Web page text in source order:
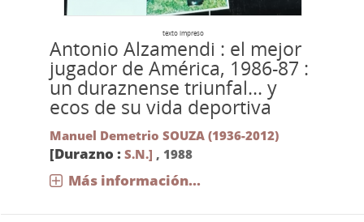
texto impreso
Antonio Alzamendi : el mejor
jugador de América, 1986-87 :
un duraznense triunfal... y
ecos de su vida deportiva
Manuel Demetrio SOUZA (1936-2012)
[Durazno : S.N.] , 1988
Más información...